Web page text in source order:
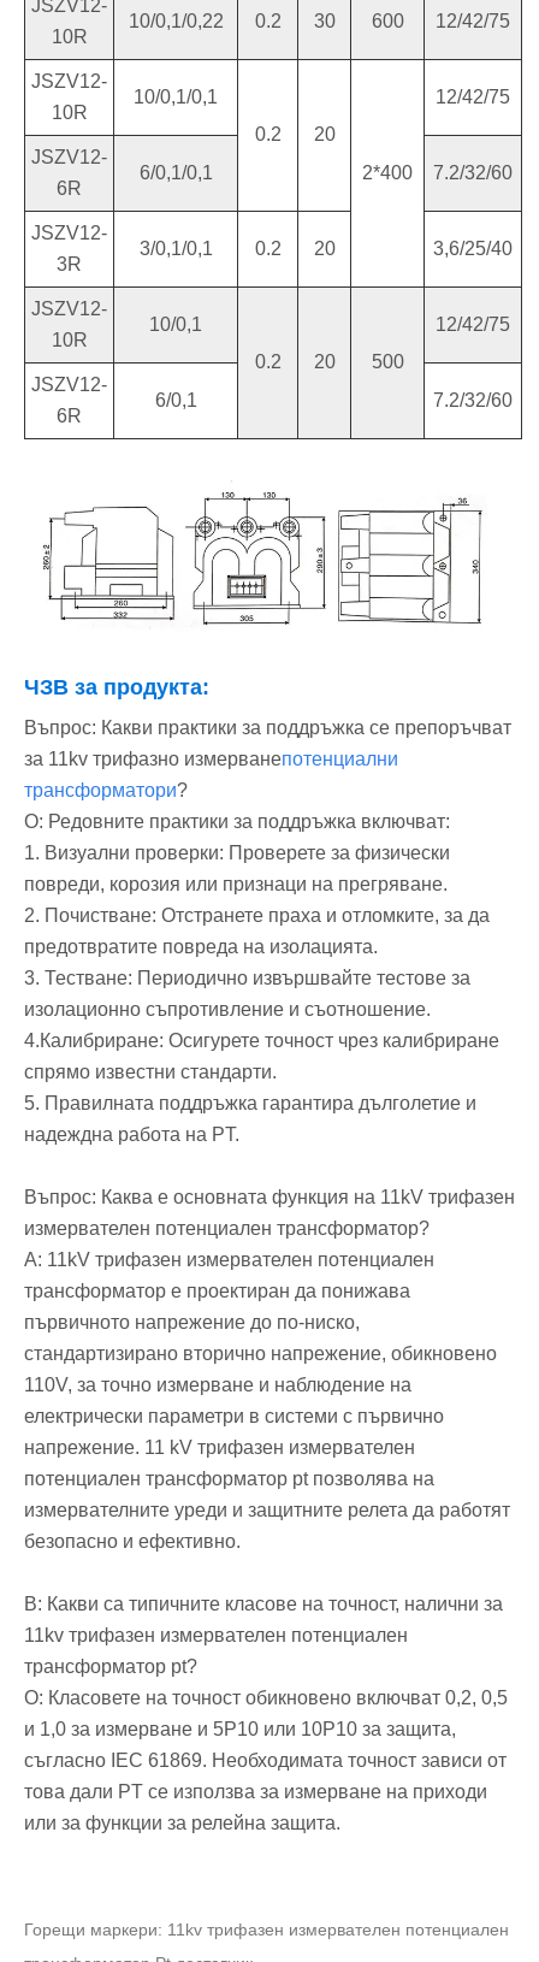
JSZV12-
10R
10/0,1/0,22 0.2 30 600 12/42/75
JSZV12-
10R
10/0,1/0,1
0.2
20
2*400
12/42/75
JSZV12-
6R
6/0,1/0,1 7.2/32/60
JSZV12-
3R
3/0,1/0,1 0.2 20 3,6/25/40
JSZV12-
10R
10/0,1
0.2
20 500
12/42/75
JSZV12-
6R
6/0,1 7.2/32/60
ЧЗВ за продукта:
Въпрос: Какви практики за поддръжка се препоръчват
за 11kv трифазно измерванепотенциални
трансформатори?
О: Редовните практики за поддръжка включват:
1. Визуални проверки: Проверете за физически
повреди, корозия или признаци на прегряване.
2. Почистване: Отстранете праха и отломките, за да
предотвратите повреда на изолацията.
3. Тестване: Периодично извършвайте тестове за
изолационно съпротивление и съотношение.
4.Калибриране: Осигурете точност чрез калибриране
спрямо известни стандарти.
5. Правилната поддръжка гарантира дълголетие и
надеждна работа на PT.
Въпрос: Каква е основната функция на 11kV трифазен
измервателен потенциален трансформатор?
A: 11kV трифазен измервателен потенциален
трансформатор е проектиран да понижава
първичното напрежение до по-ниско,
стандартизирано вторично напрежение, обикновено
110V, за точно измерване и наблюдение на
електрически параметри в системи с първично
напрежение. 11 kV трифазен измервателен
потенциален трансформатор pt позволява на
измервателните уреди и защитните релета да работят
безопасно и ефективно.
В: Какви са типичните класове на точност, налични за
11kv трифазен измервателен потенциален
трансформатор pt?
О: Класовете на точност обикновено включват 0,2, 0,5
и 1,0 за измерване и 5P10 или 10P10 за защита,
съгласно IEC 61869. Необходимата точност зависи от
това дали PT се използва за измерване на приходи
или за функции за релейна защита.
Горещи маркери: 11kv трифазен измервателен потенциален